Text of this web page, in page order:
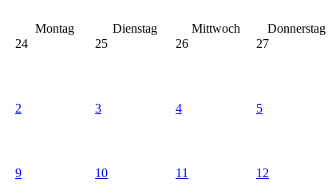
Montag Dienstag Mittwoch Donnerstag
24
25 26 27
2 3 4 5
9 10 11 12